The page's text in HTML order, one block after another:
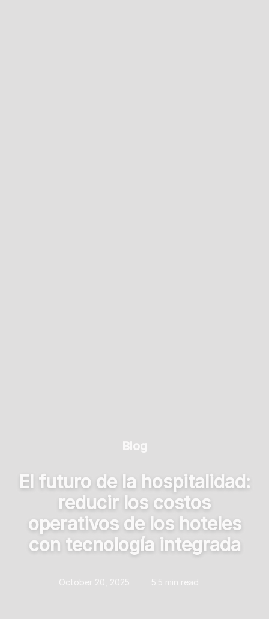
Blog
El futuro de la hospitalidad:
reducir los costos
operativos de los hoteles
con tecnología integrada
October 20, 2025 5.5 min read